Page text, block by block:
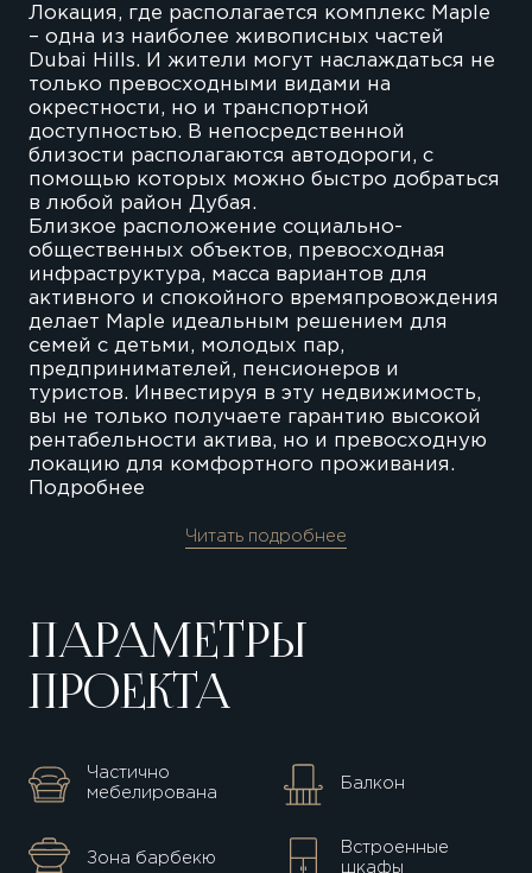
Локация, где располагается комплекс Maple
– одна из наиболее живописных частей
Dubai Hills. И жители могут наслаждаться не
только превосходными видами на
окрестности, но и транспортной
доступностью. В непосредственной
близости располагаются автодороги, с
помощью которых можно быстро добраться
в любой район Дубая.
Близкое расположение социально-
общественных объектов, превосходная
инфраструктура, масса вариантов для
активного и спокойного времяпровождения
делает Maple идеальным решением для
семей с детьми, молодых пар,
предпринимателей, пенсионеров и
туристов. Инвестируя в эту недвижимость,
вы не только получаете гарантию высокой
рентабельности актива, но и превосходную
локацию для комфортного проживания.
Подробнее
Читать подробнее
ПАРАМЕТРЫ
ПРОЕКТА
Частично
мебелирована
Балкон
Зона барбекю
Встроенные
шкафы